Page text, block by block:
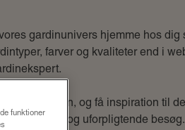
gardinunivers hjemme hos dig
farver og kvaliteter end i
gardinbussen, og få inspiration til
en gratis og uforpligtende besøg.
funktioner